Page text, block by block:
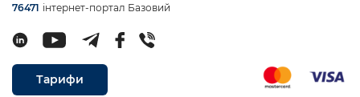
76471 інтернет-портал Базовий
Тарифи